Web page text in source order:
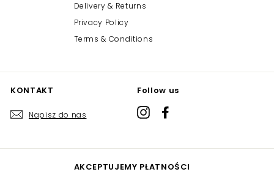
Delivery & Returns
Privacy Policy
Terms & Conditions
KONTAKT
Napisz do nas
Follow us
Instagram
AKCEPTUJEMY PŁATNOŚCI